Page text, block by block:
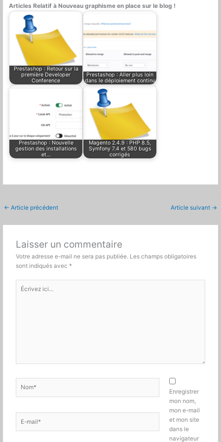
Articles Relatif à Nouveau graphisme en place sur le blog !
Prestashop : Retour sur la
première Developer
Conference
Prestashop : Aller plus loin
dans le déploiement continu
Prestashop : Nouvelle
gestion des installations
et…
Magento 2.4.9 : PHP 8.5,
Symfony 7.4 et 580 bugs
corrigés
← Article précédent Article suivant →
Laisser un commentaire
Votre adresse e-mail ne sera pas publiée. Les champs obligatoires
sont indiqués avec *
ici…
mail*
Enregistrer
mon nom,
mon e-mail
et mon site
dans le
navigateur